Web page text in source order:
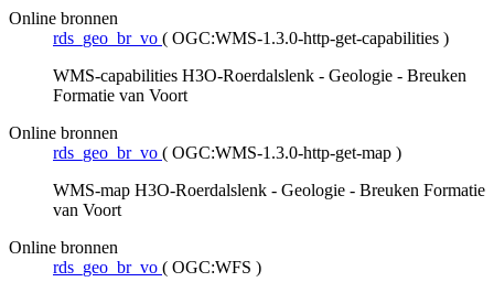
Online bronnen
rds_geo_br_vo ( OGC:WMS-1.3.0-http-get-capabilities )
WMS-capabilities H3O-Roerdalslenk - Geologie - Breuken
Formatie van Voort
Online bronnen
rds_geo_br_vo ( OGC:WMS-1.3.0-http-get-map )
WMS-map H3O-Roerdalslenk - Geologie - Breuken Formatie
van Voort
Online bronnen
rds_geo_br_vo ( OGC:WFS )